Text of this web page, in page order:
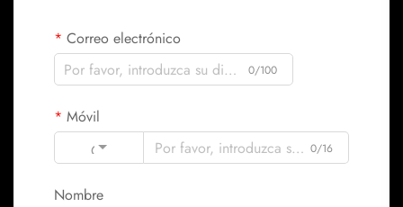
Correo electrónico
0/100
Móvil
Code
0/16
Nombre